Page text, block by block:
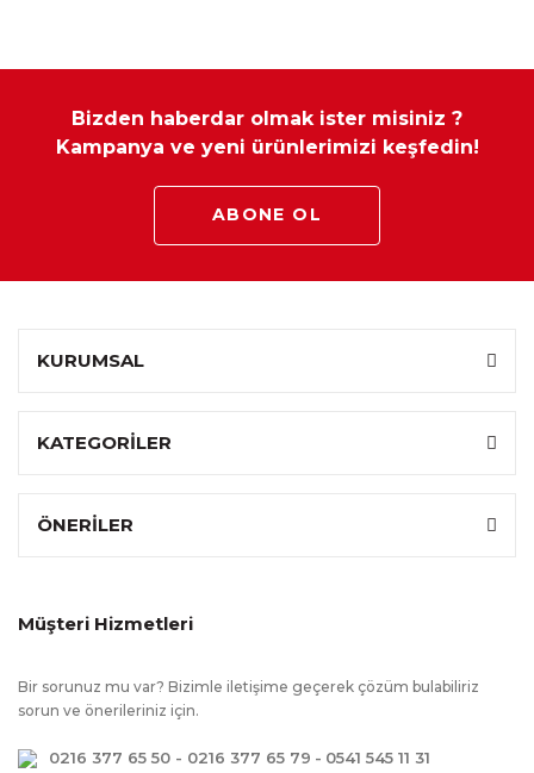
yapılamamaktadır.
Bizden haberdar olmak ister misiniz ?
Kampanya ve yeni ürünlerimizi keşfedin!
ABONE OL
KURUMSAL
KATEGORİLER
ÖNERİLER
Müşteri Hizmetleri
Bir sorunuz mu var? Bizimle iletişime geçerek çözüm bulabiliriz
sorun ve önerileriniz için.
0216 377 65 50 - 0216 377 65 79 - 0541 545 11 31